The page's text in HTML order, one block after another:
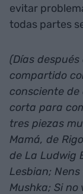
evitar
todas partes
(Días
compartido
consciente
corta para
tres piezas
Mamá, de
de La Ludwig
Lesbian;
Mushka; Si no